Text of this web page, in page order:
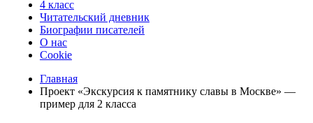
4 класс
Читательский дневник
Биографии писателей
О нас
Cookie
Главная
Проект «Экскурсия к памятнику славы в Москве» —
пример для 2 класса